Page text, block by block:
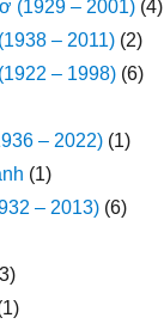
(1929 – 2001) (4)
– 2011) (2)
– 1998) (6)
– 2022) (1)
(1)
– 2013) (6)